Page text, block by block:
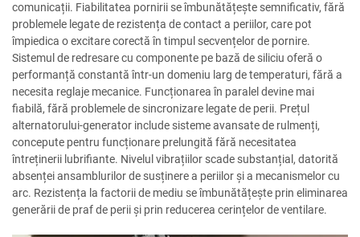
comunicații. Fiabilitatea pornirii se îmbunătățește semnificativ, fără
problemele legate de rezistența de contact a periilor, care pot
împiedica o excitare corectă în timpul secvențelor de pornire.
Sistemul de redresare cu componente pe bază de siliciu oferă o
performanță constantă într-un domeniu larg de temperaturi, fără a
necesita reglaje mecanice. Funcționarea în paralel devine mai
fiabilă, fără problemele de sincronizare legate de perii. Prețul
alternatorului-generator include sisteme avansate de rulmenți,
concepute pentru funcționare prelungită fără necesitatea
întreținerii lubrifiante. Nivelul vibrațiilor scade substanțial, datorită
absenței ansamblurilor de susținere a periilor și a mecanismelor cu
arc. Rezistența la factorii de mediu se îmbunătățește prin eliminarea
generării de praf de perii și prin reducerea cerințelor de ventilare.